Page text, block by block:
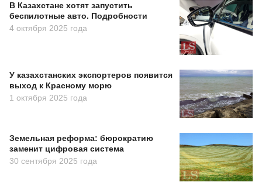
В Казахстане хотят запустить
беспилотные авто. Подробности
4 октября 2025 года
У казахстанских экспортеров появится
выход к Красному морю
1 октября 2025 года
Земельная реформа: бюрократию
заменит цифровая система
30 сентября 2025 года